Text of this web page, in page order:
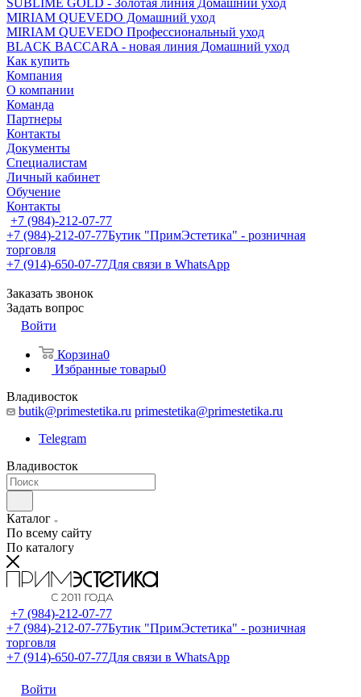
SUBLIME GOLD - Золотая линия Домашний уход
MIRIAM QUEVEDO Домашний уход
MIRIAM QUEVEDO Профессиональный уход
BLACK BACCARA - новая линия Домашний уход
Как купить
Компания
О компании
Команда
Партнеры
Контакты
Документы
Специалистам
Личный кабинет
Обучение
Контакты
+7 (984)-212-07-77
+7 (984)-212-07-77Бутик "ПримЭстетика" - розничная
торговля
+7 (914)-650-07-77Для связи в WhatsApp
Заказать звонок
Задать вопрос
Войти
Корзина0
Избранные товары0
Владивосток
butik@primestetika.ru primestetika@primestetika.ru
Telegram
Владивосток
Каталог
По всему сайту
По каталогу
+7 (984)-212-07-77
+7 (984)-212-07-77Бутик "ПримЭстетика" - розничная
торговля
+7 (914)-650-07-77Для связи в WhatsApp
Войти